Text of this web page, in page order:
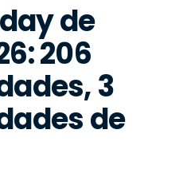
de
206
3
de